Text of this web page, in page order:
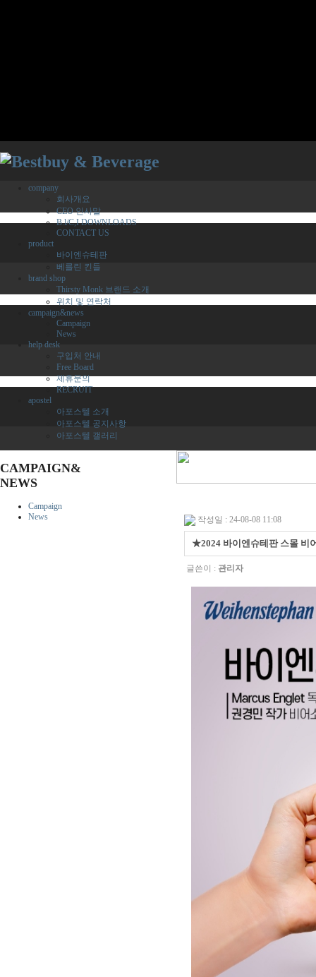
company
회사개요
CEO 인사말
B.l/C,I DOWNLOADS
CONTACT US
product
바이엔슈테판
베를린 킨들
brand shop
Thirsty Monk 브랜드 소개
위치 및 연락처
campaign&news
Campaign
News
help desk
구입처 안내
Free Board
제휴문의
RECRUIT
apostel
아포스텔 소개
아포스텔 공지사항
아포스텔 갤러리
CAMPAIGN&
NEWS
Campaign
News
작성일 : 24-08-08 11:08
★2024 바이엔슈테판 스몰 비
글쓴이 : 관리자